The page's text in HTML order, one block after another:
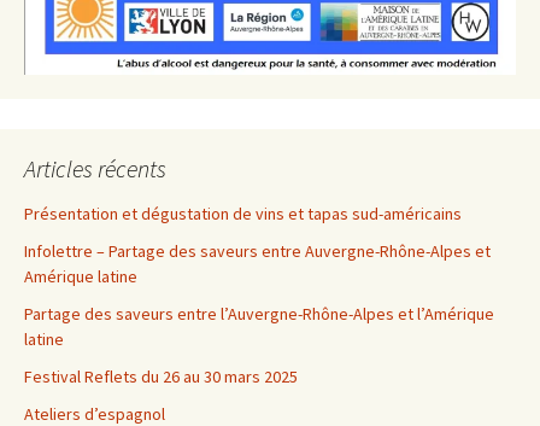
Articles récents
Présentation et dégustation de vins et tapas sud-américains
Infolettre – Partage des saveurs entre Auvergne-Rhône-Alpes et
Amérique latine
Partage des saveurs entre l’Auvergne-Rhône-Alpes et l’Amérique
latine
Festival Reflets du 26 au 30 mars 2025
Ateliers d’espagnol